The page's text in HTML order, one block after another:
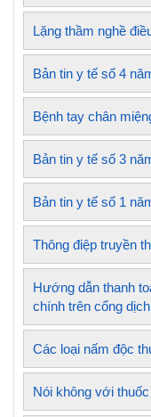
Lặng thầm nghề
Bản tin y tế số 4
Bệnh tay chân
Bản tin y tế số 3
Bản tin y tế số 1
Thông điệp truyền
Hướng dẫn thanh
chính trên cổng
Các loại nấm độc
Nói không với